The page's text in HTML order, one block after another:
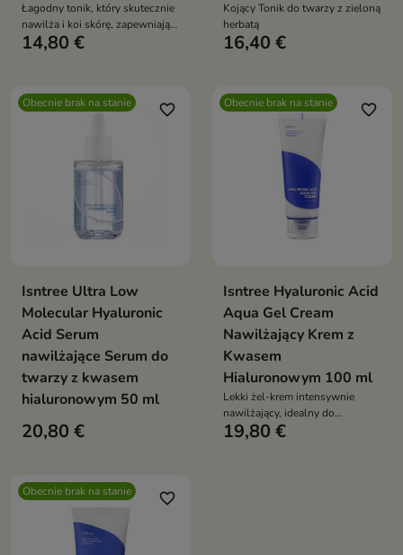
Łagodny tonik, który skutecznie
nawilża i koi skórę, zapewniając
jej odświeżenie i komfort
14,80 €
Kojący Tonik do twarzy z zieloną
herbatą
16,40 €
Obecnie brak na stanie favorite_border
Isntree Ultra Low
Molecular Hyaluronic
Acid Serum
nawilżające Serum do
twarzy z kwasem
hialuronowym 50 ml
20,80 €
Obecnie brak na stanie favorite_border
Isntree Hyaluronic Acid
Aqua Gel Cream
Nawilżający Krem z
Kwasem
Hialuronowym 100 ml
Lekki żel-krem intensywnie
nawilżający, idealny do
codziennej pielęgnacji każdego
19,80 €
Obecnie brak na stanie favorite_border